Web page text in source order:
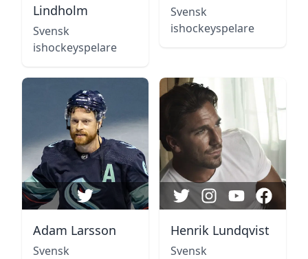
Lindholm
Svensk
ishockeyspelare
Svensk
ishockeyspelare
Adam Larsson
Svensk
Henrik Lundqvist
Svensk